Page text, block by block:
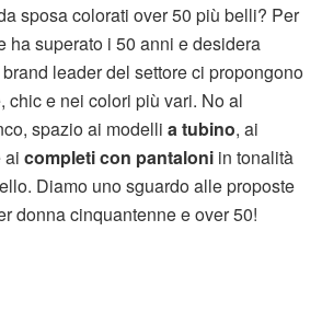
sposa colorati over 50 più belli? Per
ha superato i 50 anni e desidera
leader del settore ci propongono
chic e nei colori più vari. No al
spazio ai modelli a tubino, ai
ai completi con pantaloni in tonalità
Diamo uno sguardo alle proposte
donna cinquantenne e over 50!